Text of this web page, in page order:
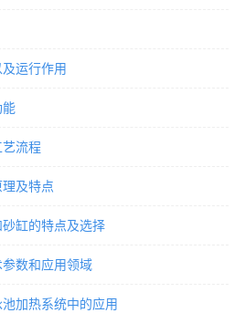
运行作用
能
流程
及特点
缸的特点及选择
数和应用领域
加热系统中的应用